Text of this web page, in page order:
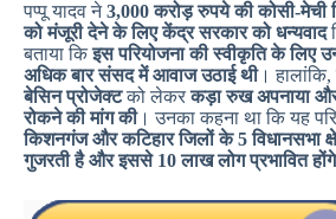
पप्पू यादव ने3,000 करोड़ रुपये की कोसी-मेची
को मंजूरी देने के लिए केंद्र सरकार को धन्यवाद
बताया किइस परियोजना की स्वीकृति के लिए
अधिक बार संसद में आवाज उठाई थी। हालांकि,
बेसिन प्रोजेक्टको लेकरकड़ा रुख अपनाया
रोकने की मांग की। उनका कहना था कि यह
किशनगंज और कटिहार जिलों के 5 विधानसभा
गुजरती है और इससे 10 लाख लोग प्रभावित